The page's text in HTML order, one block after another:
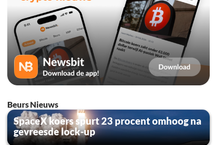
Beurs Nieuws
SpaceX koers spurt 23 procent omhoog na
gevreesde lock-up